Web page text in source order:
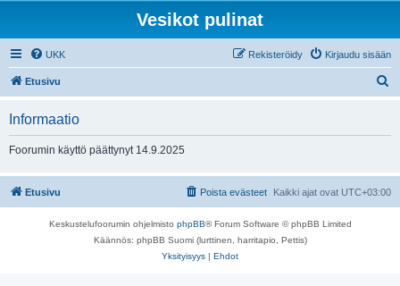
Vesikot pulinat
UKK Kirjaudu sisään
Rekisteröidy
Etusivu
Informaatio
Foorumin käyttö päättynyt 14.9.2025
Etusivu Kaikki ajat ovat UTC+03:00
Poista evästeet
Keskustelufoorumin ohjelmisto phpBB® Forum Software © phpBB Limited
Käännös: phpBB Suomi (lurttinen, harritapio, Pettis)
Yksityisyys | Ehdot